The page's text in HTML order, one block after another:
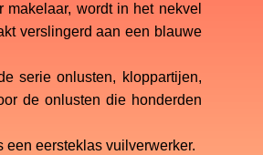
wordt in het nekvel
verslingerd aan een blauwe
serie onlusten, kloppartijen,
de onlusten die honderden
een eersteklas vuilverwerker.